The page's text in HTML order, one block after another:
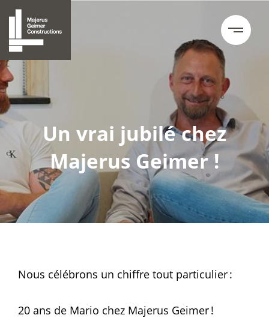
Un vrai jubilé chez
Majerus Geimer !
Nous célébrons un chiffre tout particulier :
20 ans de Mario chez Majerus Geimer !